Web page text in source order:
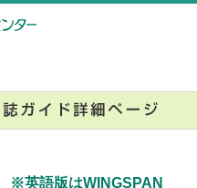
※英語版はWINGSPAN